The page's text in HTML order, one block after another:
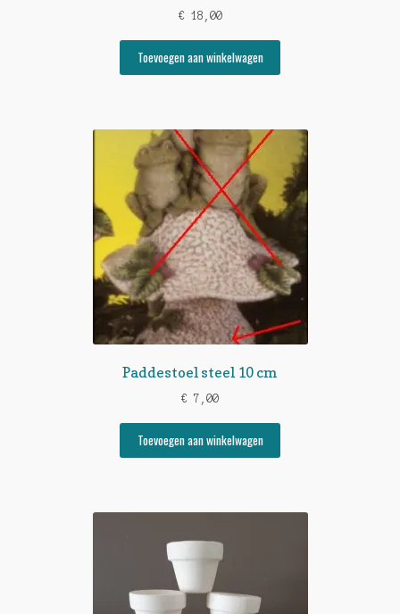
€ 18,00
Toevoegen aan winkelwagen
Paddestoel steel 10 cm
€ 7,00
Toevoegen aan winkelwagen